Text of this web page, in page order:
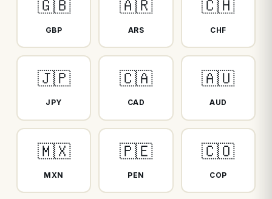
🇬🇧
GBP
🇦🇷
ARS
🇨🇭
CHF
🇯🇵
JPY
🇨🇦
CAD
🇦🇺
AUD
🇲🇽
MXN
🇵🇪
PEN
🇨🇴
COP